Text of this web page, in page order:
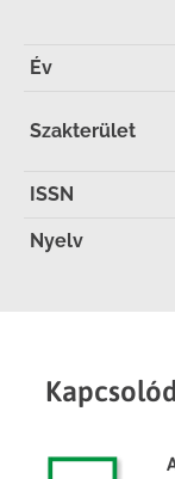
Év
Szakterület
ISSN
Nyelv